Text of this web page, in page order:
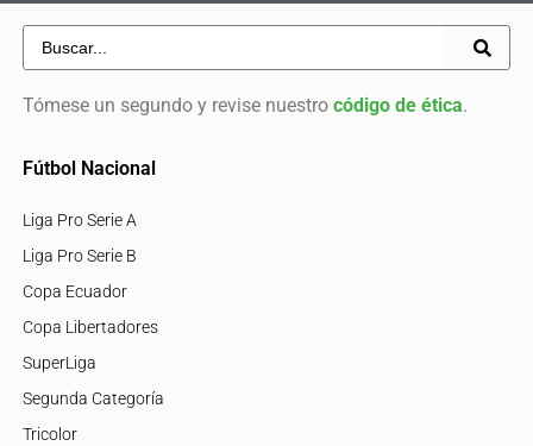
Tómese un segundo y revise nuestro código de ética.
Fútbol Nacional
Liga Pro Serie A
Liga Pro Serie B
Copa Ecuador
Copa Libertadores
SuperLiga
Segunda Categoría
Tricolor